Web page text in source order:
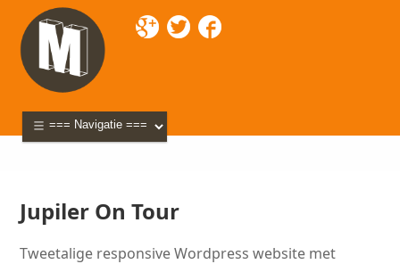
Jupiler On Tour
Tweetalige responsive Wordpress website met